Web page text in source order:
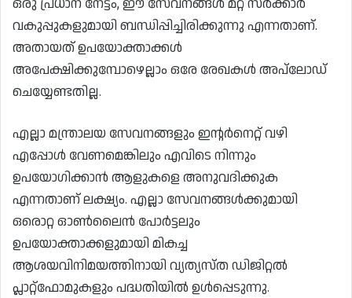
വകുപ്പുകളുമായി ബന്ധിപ്പിച്ചിരിക്കുന്നു എന്നതാണ്.
അതായത് ഉപയോക്താക്കൾ
അപേക്ഷിക്കുമ്പോഴെല്ലാം ഒരേ രേഖകൾ അപ്‌ലോഡ്
ചെയ്യേണ്ടതില്ല.
എല്ലാ മന്ത്രാലയ സേവനങ്ങളും ഇന്റർനെറ്റ് വഴി
എപ്പോൾ വേണമെങ്കിലും എവിടെ നിന്നും
ഉപയോഗിക്കാൻ ആളുകളെ അനുവദിക്കുക
എന്നതാണ് ലക്ഷ്യം. എല്ലാ സേവനങ്ങൾക്കുമായി
ഒരൊറ്റ ഓൺലൈൻ പോർട്ടലും
ഉപയോക്താക്കളുമായി മികച്ച
ആശയവിനിമയത്തിനായി വ്യത്യസ്ത ഡിജിറ്റൽ
പ്ലാറ്റ്‌ഫോമുകളും പദ്ധതിയിൽ ഉൾപ്പെടുന്നു.